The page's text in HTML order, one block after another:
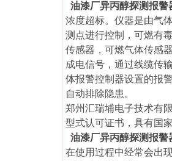
油漆厂异丙醇探测报警
浓度超标。仪器是由气
测点进行控制，可燃有
传感器，可燃气体传感
成电信号，通过线缆传
体报警控制器设置的报
自动排除隐患。
郑州汇瑞埔电子技术有
型式认可证书，具有国
油漆厂异丙醇探测报警
在使用过程中经常会出